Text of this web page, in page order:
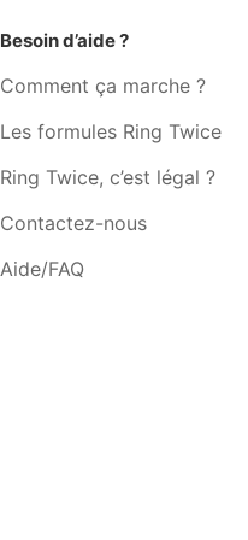
Graphiste Nalinnes
Graphiste Farciennes
Besoin d’aide ?
Comment ça marche ?
Les formules Ring Twice
Ring Twice, c’est légal ?
Contactez-nous
Aide/FAQ